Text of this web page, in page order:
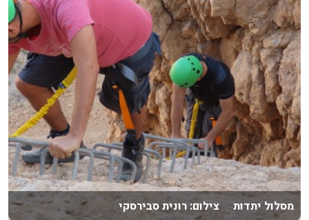
מסלול יתדות צילום: רונית סבירסקי